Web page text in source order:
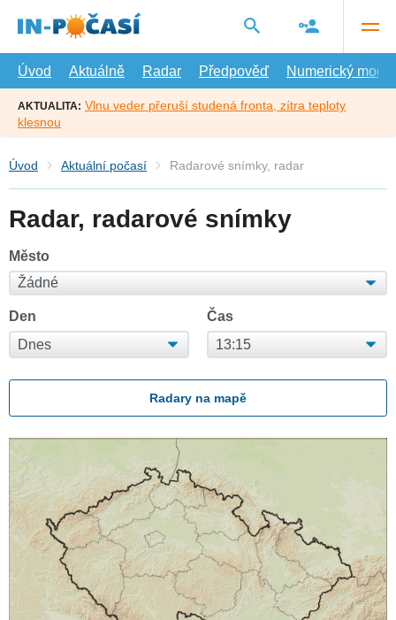
hlavní
Úvod
Aktuálně Radar Předpověď Numerický model
AKTUALITA: Vlnu veder přeruší studená fronta, zítra teploty
klesnou
Úvod Aktuální počasí Radarové snímky, radar
Radar, radarové snímky
Město
Den Čas
Radary na mapě